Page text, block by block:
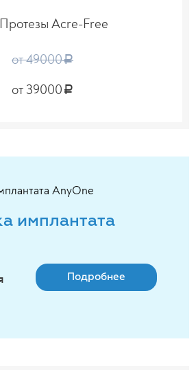
Протезы Acre-Free
от 49000a
от 39000 a
имплантата
Подробнее